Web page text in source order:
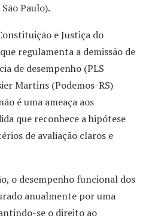
Paulo).
e Justiça do
regulamenta a demissão de
de desempenho (PLS
Martins (Podemos-RS)
é uma ameaça aos
que reconhece a hipótese
de avaliação claros e
o desempenho funcional dos
anualmente por uma
se o direito ao